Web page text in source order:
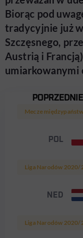
Biorąc pod
tradycyjnie już
Szczęsnego,
Austrią i
umiarkowanymi
POL
Liga Narodów 2020/
NED
Liga Narodów 2020/